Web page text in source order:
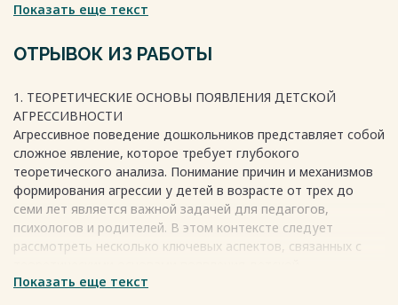
Каждый человек способен проявлять агрессию при
враждебность со стороны окружающих. Дети рождаются с
не только у него, но и у окружающих – родителей,
воспитателей и детей. Такому ребенку необходима
своевременная помощь, иначе в будущем у него может
развиться антисоциальная или даже психопатическая
личность.
Весь текст будет доступенпосле покупки
Показать еще текст
ОТРЫВОК ИЗ РАБОТЫ
1. ТЕОРЕТИЧЕСКИЕ ОСНОВЫ ПОЯВЛЕНИЯ ДЕТСКОЙ
АГРЕССИВНОСТИ
Агрессивное поведение дошкольников представляет собой
сложное явление, которое требует глубокого
теоретического анализа. Понимание причин и механизмов
формирования агрессии у детей в возрасте от трех до
семи лет является важной задачей для педагогов,
психологов и родителей. В этом контексте следует
рассмотреть несколько ключевых аспектов, связанных с
агрессивности.
Показать еще текст